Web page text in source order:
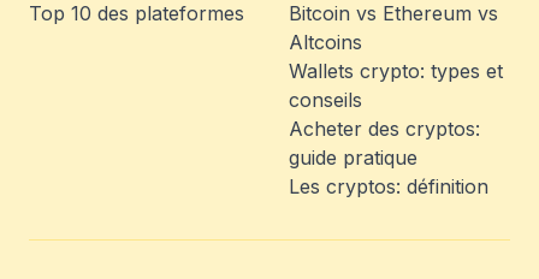
Top 10 des plateformes
Bitcoin vs Ethereum vs
Altcoins
Wallets crypto: types et
conseils
Acheter des cryptos:
guide pratique
Les cryptos: définition